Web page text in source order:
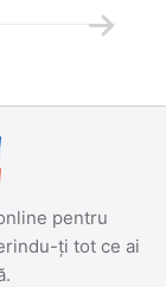
pentru
ți tot ce ai